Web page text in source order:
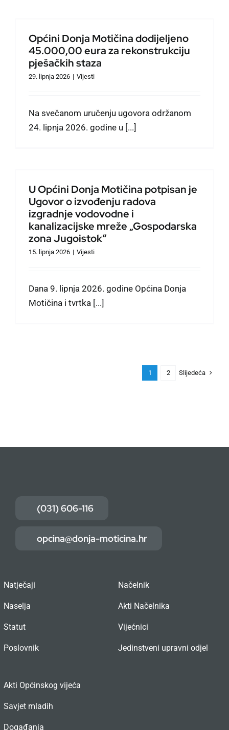
Općini Donja Motičina dodijeljeno
45.000,00 eura za rekonstrukciju
pješačkih staza
29. lipnja 2026 | Vijesti
Na svečanom uručenju ugovora održanom
24. lipnja 2026. godine u [...]
U Općini Donja Motičina potpisan je
Ugovor o izvođenju radova
izgradnje vodovodne i
kanalizacijske mreže „Gospodarska
zona Jugoistok“
15. lipnja 2026 | Vijesti
Dana 9. lipnja 2026. godine Općina Donja
Motičina i tvrtka [...]
1 2 Slijedeća
(031) 606-116
opcina@donja-moticina.hr
Natječaji
Naselja
Statut
Poslovnik
Načelnik
Akti Načelnika
Vijećnici
Jedinstveni upravni odjel
Akti Općinskog vijeća
Savjet mladih
Događanja